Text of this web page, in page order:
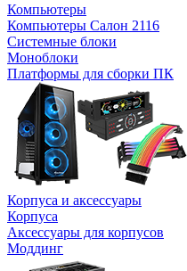
Компьютеры
Компьютеры Салон 2116
Системные блоки
Моноблоки
Платформы для сборки ПК
Корпуса и аксессуары
Корпуса
Аксессуары для корпусов
Моддинг